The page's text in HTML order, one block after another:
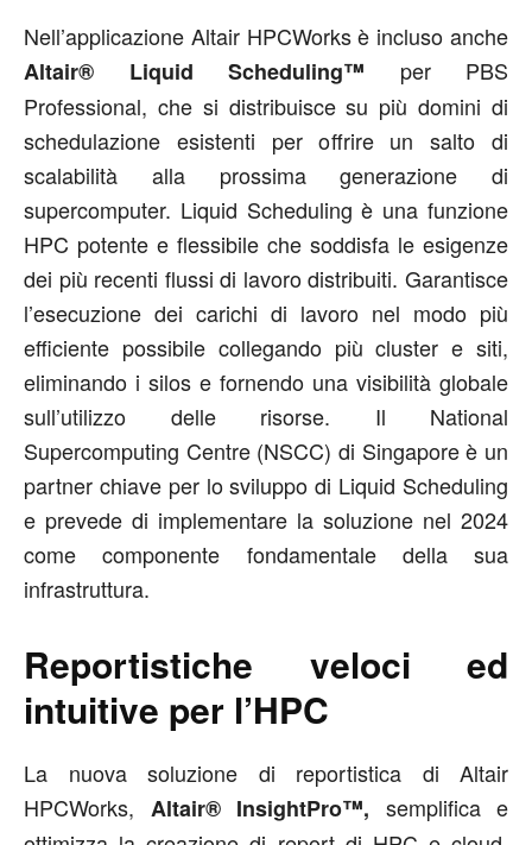
Nell’applicazione Altair HPCWorks è incluso anche
Altair® Liquid Scheduling™ per PBS
Professional, che si distribuisce su più domini di
schedulazione esistenti per offrire un salto di
scalabilità alla prossima generazione di
supercomputer. Liquid Scheduling è una funzione
HPC potente e flessibile che soddisfa le esigenze
dei più recenti flussi di lavoro distribuiti. Garantisce
l’esecuzione dei carichi di lavoro nel modo più
efficiente possibile collegando più cluster e siti,
eliminando i silos e fornendo una visibilità globale
sull’utilizzo delle risorse. Il National
Supercomputing Centre (NSCC) di Singapore è un
partner chiave per lo sviluppo di Liquid Scheduling
e prevede di implementare la soluzione nel 2024
come componente fondamentale della sua
infrastruttura.
Reportistiche veloci ed
intuitive per l’HPC
La nuova soluzione di reportistica di Altair
HPCWorks, Altair® InsightPro™, semplifica e